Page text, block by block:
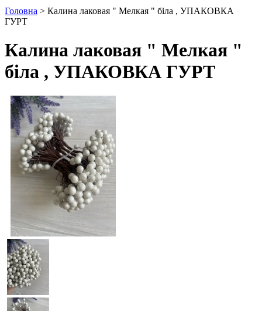
Головна > Калина лаковая " Мелкая " біла , УПАКОВКА
ГУРТ
Калина лаковая " Мелкая "
біла , УПАКОВКА ГУРТ